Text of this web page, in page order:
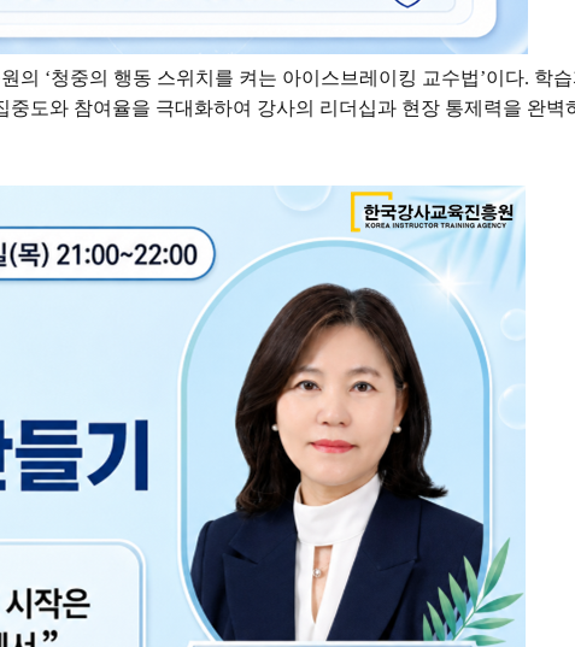
의 ‘청중의 행동 스위치를 켜는 아이스브레이킹 교수법’이다. 학
중도와 참여율을 극대화하여 강사의 리더십과 현장 통제력을 완벽